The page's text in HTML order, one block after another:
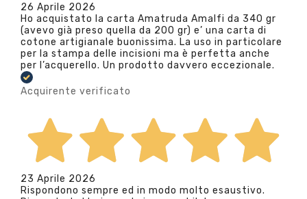
26 Aprile 2026
Ho acquistato la carta Amatruda Amalfi da 340 gr
(avevo già preso quella da 200 gr) e’ una carta di
cotone artigianale buonissima. La uso in particolare
per la stampa delle incisioni ma è perfetta anche
per l’acquerello. Un prodotto davvero eccezionale.
Acquirente verificato
23 Aprile 2026
Rispondono sempre ed in modo molto esaustivo.